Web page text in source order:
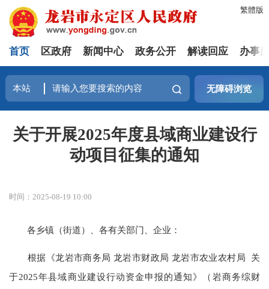
繁體版
首页 区政府 新闻中心 政务公开 解读回应 办事
无障碍浏览
关于开展2025年度县域商业建设行
动项目征集的通知
时间：2025-08-19 10:00
各乡镇（街道）、各有关部门、企业：
根据《龙岩市商务局 龙岩市财政局 龙岩市农业农村局 关
于2025年县域商业建设行动资金申报的通知》（岩商务综财